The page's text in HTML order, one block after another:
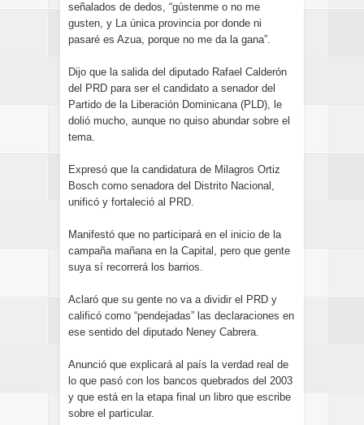
señalados de dedos, “gústenme o no me
gusten, y La única provincia por donde ni
pasaré es Azua, porque no me da la gana”.
Dijo que la salida del diputado Rafael Calderón
del PRD para ser el candidato a senador del
Partido de la Liberación Dominicana (PLD), le
dolió mucho, aunque no quiso abundar sobre el
tema.
Expresó que la candidatura de Milagros Ortiz
Bosch como senadora del Distrito Nacional,
unificó y fortaleció al PRD.
Manifestó que no participará en el inicio de la
campaña mañana en la Capital, pero que gente
suya sí recorrerá los barrios.
Aclaró que su gente no va a dividir el PRD y
calificó como “pendejadas” las declaraciones en
ese sentido del diputado Neney Cabrera.
Anunció que explicará al país la verdad real de
lo que pasó con los bancos quebrados del 2003
y que está en la etapa final un libro que escribe
sobre el particular.